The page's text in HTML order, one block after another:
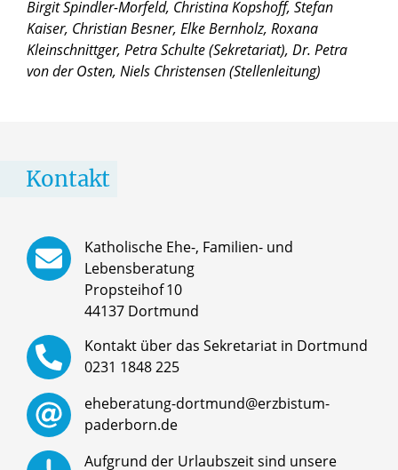
Birgit Spindler-Morfeld, Christina Kopshoff, Stefan
Kaiser, Christian Besner, Elke Bernholz, Roxana
Kleinschnittger, Petra Schulte (Sekretariat), Dr. Petra
von der Osten, Niels Christensen (Stellenleitung)
Kontakt
Katholische Ehe-, Familien- und
Lebensberatung
Propsteihof10
44137 Dortmund
Kontakt über das Sekretariat in Dortmund
0231 1848 225
eheberatung-dortmund@erzbistum-
paderborn.de
Aufgrund der Urlaubszeit sind unsere